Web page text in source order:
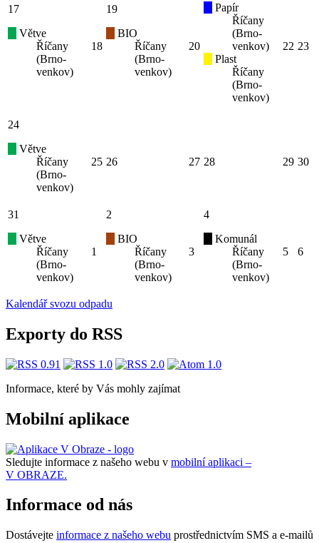
17
Větve
Říčany
(Brno-
venkov)
18
19
BIO
Říčany
(Brno-
venkov)
20
Papír
Říčany
(Brno-
venkov)
Plast
Říčany
(Brno-
venkov)
22 23
24
Větve
Říčany
(Brno-
venkov)
25 26 27 28 29 30
31
Větve
Říčany
(Brno-
venkov)
1
2
BIO
Říčany
(Brno-
venkov)
3
4
Komunál
Říčany
(Brno-
venkov)
5 6
Kalendář svozu odpadu
Exporty do RSS
Informace, které by Vás mohly zajímat
Mobilní aplikace
Sledujte informace z našeho webu v mobilní aplikaci –
V OBRAZE.
Informace od nás
Dostávejte informace z našeho webu prostřednictvím SMS a e-mailů